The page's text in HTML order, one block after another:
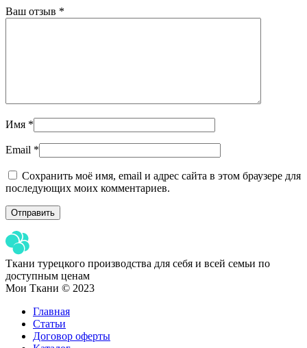
Ваш отзыв *
Имя *
Email *
Сохранить моё имя, email и адрес сайта в этом браузере для
последующих моих комментариев.
Ткани турецкого производства для себя и всей семьи по
доступным ценам
Мои Ткани © 2023
Главная
Статьи
Договор оферты